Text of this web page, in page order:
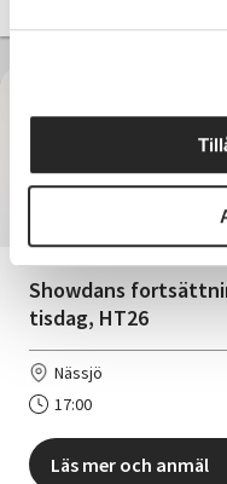
Showdans
tisdag, HT26
Nässjö
17:00
Läs mer och anmäl